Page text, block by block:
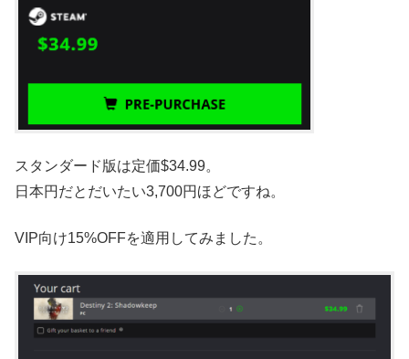
スタンダード版は定価$34.99。
日本円だとだいたい3,700円ほどですね。
VIP向け15%OFFを適用してみました。